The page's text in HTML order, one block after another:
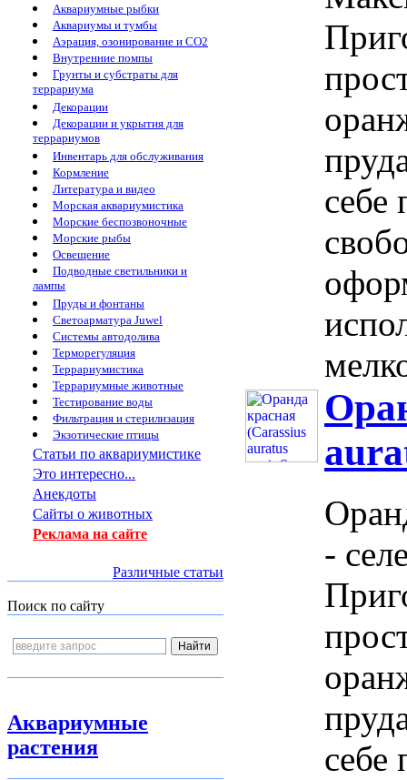
Аквариумные рыбки
Аквариумы и тумбы
Аэрация, озонирование и CO2
Внутренние помпы
Грунты и субстраты для
террариума
Декорации
Декорации и укрытия для
террариумов
Инвентарь для обслуживания
Кормление
Литература и видео
Морская аквариумистика
Морские беспозвоночные
Морские рыбы
Освещение
Подводные светильники и
лампы
Пруды и фонтаны
Светоарматура Juwel
Системы автодолива
Терморегуляция
Террариумистика
Террариумные животные
Тестирование воды
Фильтрация и стерилизация
Экзотические птицы
Статьи по аквариумистике
Это интересно...
Анекдоты
Сайты о животных
Реклама на сайте
Различные статьи
Поиск по сайту
Аквариумные
растения
себе
-
себе